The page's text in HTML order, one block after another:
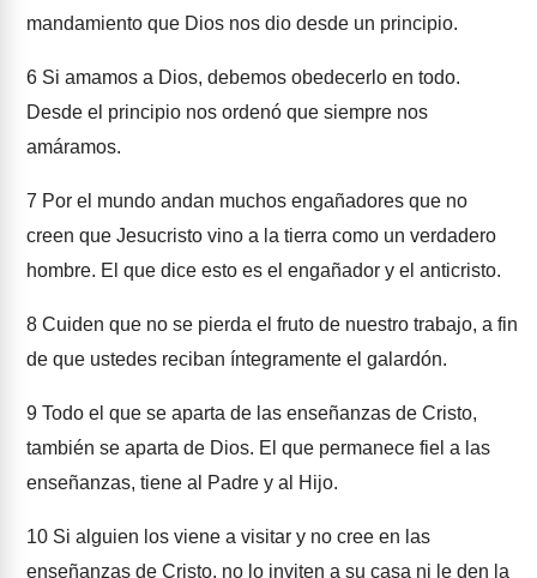
mandamiento que Dios nos dio desde un principio.
6 Si amamos a Dios, debemos obedecerlo en todo.
Desde el principio nos ordenó que siempre nos
amáramos.
7 Por el mundo andan muchos engañadores que no
creen que Jesucristo vino a la tierra como un verdadero
hombre. El que dice esto es el engañador y el anticristo.
8 Cuiden que no se pierda el fruto de nuestro trabajo, a fin
de que ustedes reciban íntegramente el galardón.
9 Todo el que se aparta de las enseñanzas de Cristo,
también se aparta de Dios. El que permanece fiel a las
enseñanzas, tiene al Padre y al Hijo.
10 Si alguien los viene a visitar y no cree en las
enseñanzas de Cristo, no lo inviten a su casa ni le den la